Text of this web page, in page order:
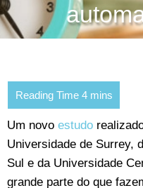
Um novo estudo
Universidade de Surrey,
Sul e da Universidade
grande parte do que